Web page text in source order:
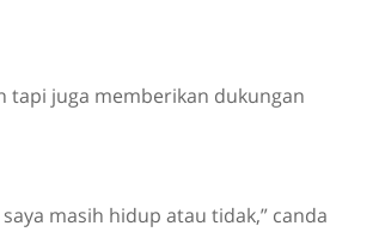
tapi juga memberikan dukungan
masih hidup atau tidak,” canda